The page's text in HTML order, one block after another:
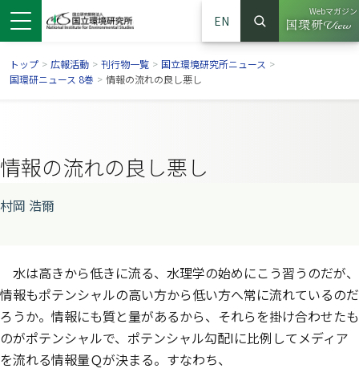
ドウで開きます）
ンドウで開きます）
ウインドウで開きます）
EN
サイト内検索
検索
Webマガジン
（別ウイ
トップ > 広報活動 > 刊行物一覧 > 国立環境研究所ニュース >
国環研ニュース 8巻 > 情報の流れの良し悪し
情報の流れの良し悪し
村岡 浩爾
水は高きから低きに流る、水理学の始めにこう習うのだが、
情報もポテンシャルの高い方から低い方へ常に流れているのだ
ろうか。情報にも質と量があるから、それらを掛け合わせたも
のがポテンシャルで、ポテンシャル勾配Iに比例してメディア
を流れる情報量Ｑが決まる。すなわち、